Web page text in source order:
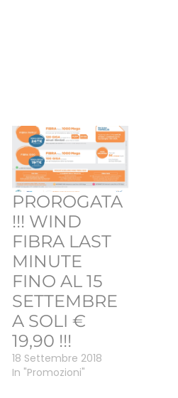
PROROGATA
!!! WIND
FIBRA LAST
MINUTE
FINO AL 15
SETTEMBRE
A SOLI €
19,90 !!!
18 Settembre 2018
In "Promozioni"